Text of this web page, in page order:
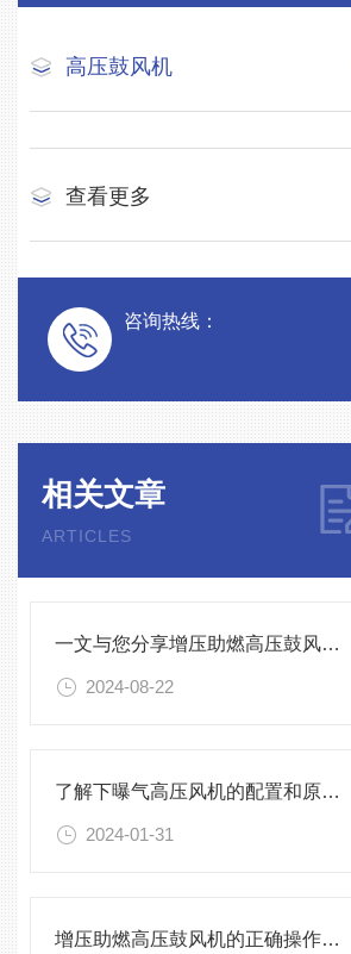
高压鼓风机
查看更多
咨询热线：
相关文章
ARTICLES
一文与您分享增压助燃高压鼓风机的常见故障相应解决方法
2024-08-22
了解下曝气高压风机的配置和原理吧
2024-01-31
增压助燃高压鼓风机的正确操作指导原则介绍